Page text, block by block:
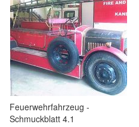
Feuerwehrfahrzeug -
Schmuckblatt 4.1